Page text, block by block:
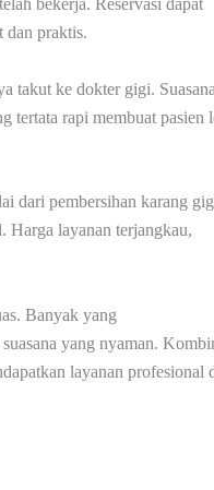
bekerja. Reservasi dapat
dan praktis.
takut ke dokter gigi. Suasana
tertata rapi membuat pasien
dari pembersihan karang
Harga layanan terjangkau,
Banyak yang
yang nyaman.
layanan profesional